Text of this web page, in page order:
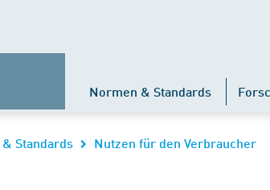
Normen & Standards
Standards Nutzen für den Verbraucher